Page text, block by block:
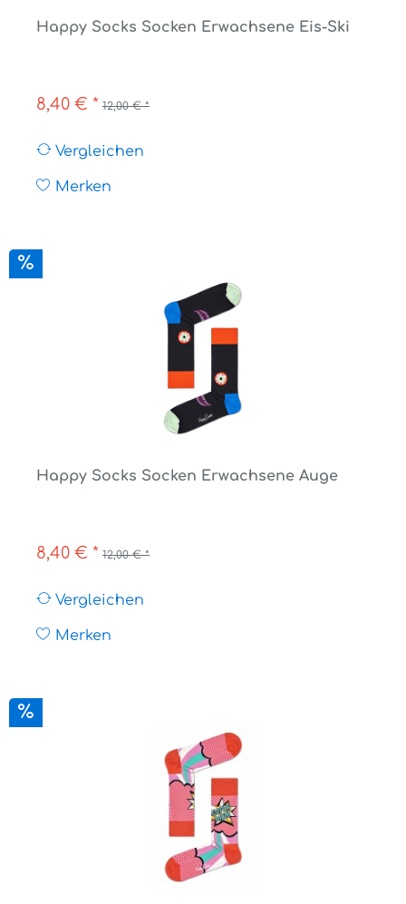
Happy Socks Socken Erwachsene Eis-Ski
8,40 € * 12,00 € *
Vergleichen
Merken
Happy Socks Socken Erwachsene Auge
8,40 € * 12,00 € *
Vergleichen
Merken